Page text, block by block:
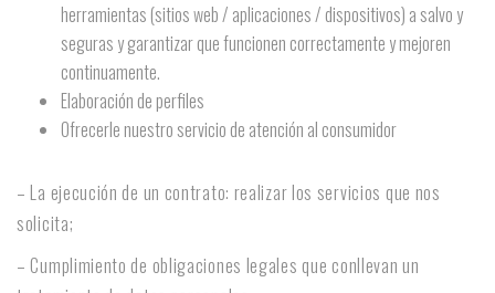
herramientas (sitios web / aplicaciones / dispositivos) a salvo y
seguras y garantizar que funcionen correctamente y mejoren
continuamente.
Elaboración de perfiles
Ofrecerle nuestro servicio de atención al consumidor
– La ejecución de un contrato: realizar los servicios que nos
solicita;
– Cumplimiento de obligaciones legales que conllevan un